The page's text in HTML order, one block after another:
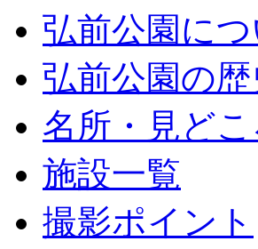
弘前公園につ
弘前公園の歴
名所・見どこ
施設一覧
撮影ポイント